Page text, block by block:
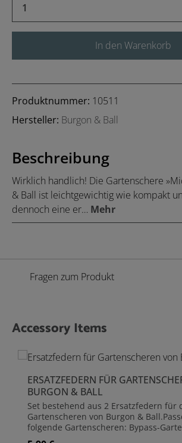
In den Warenkorb
Produktnummer: 10511
Hersteller: Burgon & Ball
Beschreibung
Wirklich handlich! Die Gartenschere
& Ball ist leichtgewichtig wie kompakt
dennoch eine er… Mehr
Fragen zum Produkt
Produktgalerie überspringen
Accessory Items
ERSATZFEDERN FÜR
BURGON & BALL
Set bestehend aus 2 Ersatzfedern für
Gartenscheren von Burgon &
folgende Gartenscheren: Bypass-Gartenschere
Gartenschere »Pocket Pruner«